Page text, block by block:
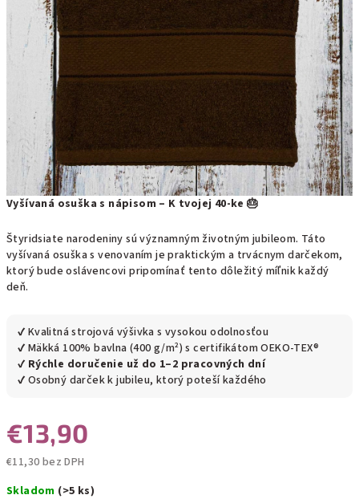
Vyšívaná osuška s nápisom – K tvojej 40-ke 🎂
Štyridsiate narodeniny sú významným životným jubileom. Táto
vyšívaná osuška s venovaním je praktickým a trvácnym darčekom,
ktorý bude oslávencovi pripomínať tento dôležitý míľnik každý
deň.
✔ Kvalitná strojová výšivka s vysokou odolnosťou
✔ Mäkká 100% bavlna (400 g/m²) s certifikátom OEKO-TEX®
✔ Rýchle doručenie už do 1–2 pracovných dní
✔ Osobný darček k jubileu, ktorý poteší každého
€13,90
€11,30 bez DPH
cena:
Skladom (>5 ks)